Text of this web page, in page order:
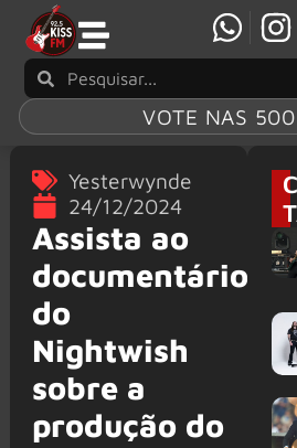
VOTE NAS
Yesterwynde
24/12/2024
Assista ao
documentário
do
Nightwish
sobre a
produção do